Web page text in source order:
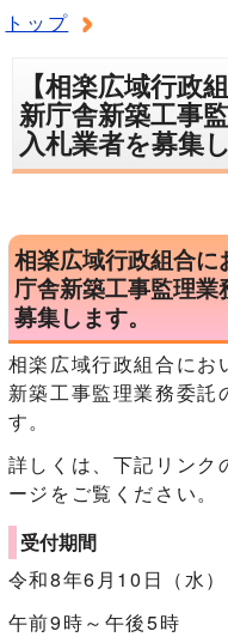
トップ
【相楽広域行政
新庁舎新築工事
入札業者を募集
相楽広域行政組合
庁舎新築工事監理
募集します。
相楽広域行政組合にお
新築工事監理業務委託
す。
詳しくは、下記リンク
ージをご覧ください。
受付期間
令和8年6月10日（水）
午前9時～午後5時